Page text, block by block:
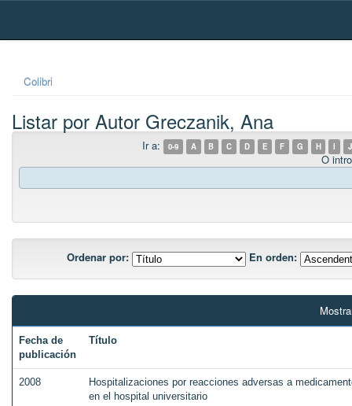
Skip
Colibri
Listar por Autor Greczanik, Ana
Ir a: 0-9 A B C D E F G H I J
O
Ordenar por: En orden:
Fecha de
publicación
Título
2008
Hospitalizaciones por reacciones adversas a
en el hospital universitario